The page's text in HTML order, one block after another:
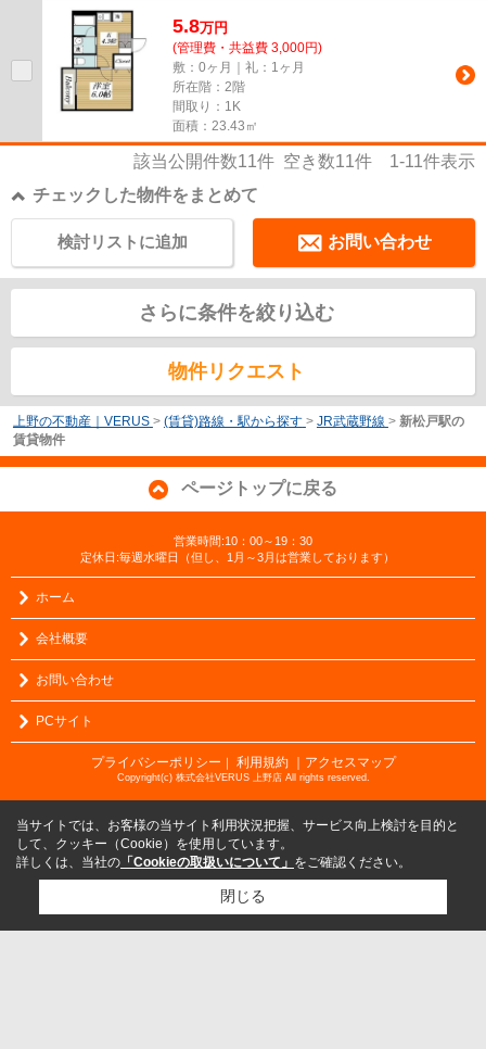
5.8万円
(管理費・共益費 3,000円)
敷：0ヶ月｜礼：1ヶ月
所在階：2階
間取り：1K
面積：23.43㎡
該当公開件数11件 空き数11件 1-11件表示
チェックした物件をまとめて
お問い合わせ
検討リストに追加
さらに条件を絞り込む
物件リクエスト
上野の不動産｜VERUS > (賃貸)路線・駅から探す > JR武蔵野線 > 新松戸駅の
賃貸物件
ページトップに戻る
営業時間:10：00～19：30
定休日:毎週水曜日（但し、1月～3月は営業しております）
ホーム
会社概要
お問い合わせ
PCサイト
プライバシーポリシー ｜ 利用規約 ｜アクセスマップ
Copyright(c) 株式会社VERUS 上野店 All rights reserved.
当サイトでは、お客様の当サイト利用状況把握、サービス向上検討を目的と
して、クッキー（Cookie）を使用しています。
詳しくは、当社の 「Cookieの取扱いについて」 をご確認ください。
閉じる